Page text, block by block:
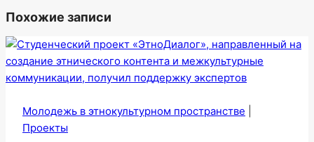
Похожие записи
Молодежь в этнокультурном пространстве
Проекты